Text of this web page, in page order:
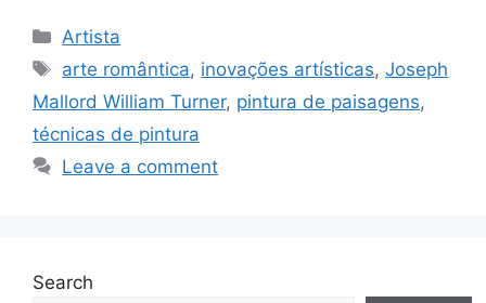
Categories
Artista
Tags
arte romântica, inovações artísticas,Joseph
Mallord William Turner, pintura de paisagens,
técnicas de pintura
Leave a comment
Search